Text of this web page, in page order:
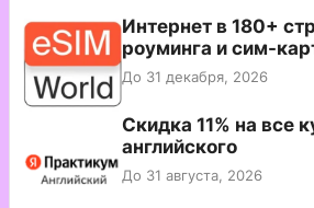
Интернет в 180+
роуминга и сим-
До 31 декабря, 2026
Скидка 11% на все
английского
До 31 августа, 2026